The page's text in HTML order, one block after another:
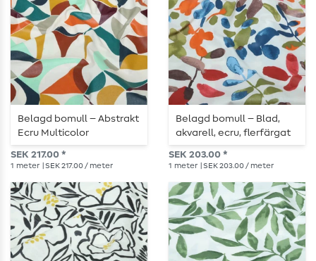
Belagd bomull – Abstrakt
Ecru Multicolor
SEK 217.00 *
1 meter | SEK 217.00 / meter
Belagd bomull – Blad,
akvarell, ecru, flerfärgat
SEK 203.00 *
1 meter | SEK 203.00 / meter